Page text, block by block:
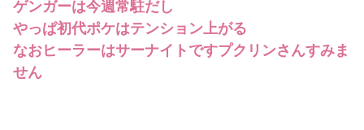
ゲンガーは今週常駐だし
やっぱ初代ポケはテンション上がる
なおヒーラーはサーナイトですプクリンさんすみま
せん